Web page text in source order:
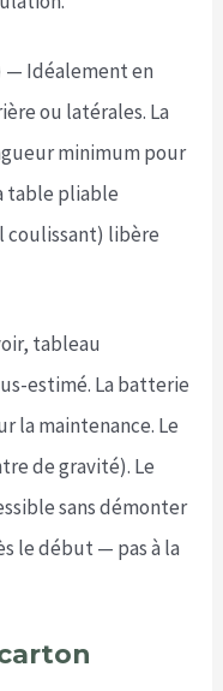
— Idéalement en
ou latérales. La
minimum pour
table pliable
coulissant) libère
tableau
estimé. La batterie
la maintenance. Le
de gravité). Le
sans démonter
le début — pas à la